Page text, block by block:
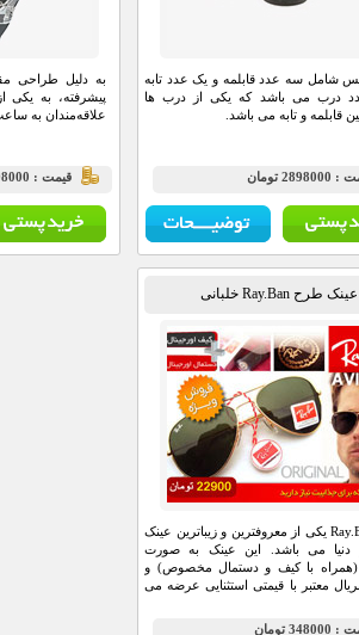
شامل سه عدد قابلمه و یک عدد تابه
درب می باشد که یکی از درب ها
قابلمه و تابه می باشد.
تومان
به دلیل طراحی
پیشرفته، به یکی
علاقه‌مندان به
قيمت : 1398000 تومان
عینک طرح Ray.Ban خلبانی
عینک Ray.Ban یکی از معروفترین و زیباترین عینک
دنیا می باشد. این عینک به صورت
(همراه با کیف و دستمال مخصوص) و
معتبر با قیمتی استثنایی عرضه می
تومان